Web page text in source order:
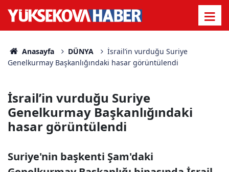
Anasayfa DÜNYA
İsrail’in vurduğu Suriye
Genelkurmay Başkanlığındaki hasar görüntülendi
İsrail’in vurduğu Suriye
Genelkurmay Başkanlığındaki
hasar görüntülendi
Suriye'nin başkenti Şam'daki